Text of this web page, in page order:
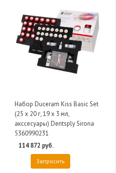
Набор Duceram Kiss Basic Set
(25 х 20 г, 19 х 3 мл,
акссесуары) Dentsply Sirona
5360990231
114 872 руб.
Запросить